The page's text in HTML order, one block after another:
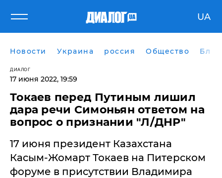
UA
Новости Украина россия Общество
ДИАЛОГ
17 июня 2022, 19:59
​Токаев перед Путиным лишил
дара речи Симоньян ответом на
вопрос о признании "Л/ДНР"
17 июня президент Казахстана
Касым-Жомарт Токаев на Питерском
форуме в присутствии Владимира